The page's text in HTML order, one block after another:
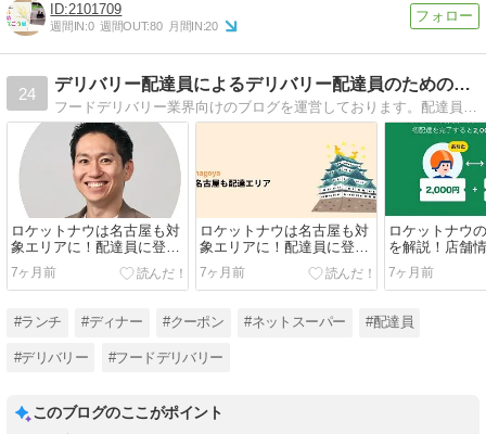
2101709
週間IN:0 週間OUT:80 月間IN:20
24
デリバリー配達員によるデリバリー配達員のためのブログ
ロケットナウは名古屋も対
象エリアに！配達員に登録
する方法やキャンペーン情
報など
7ヶ月前
ロケットナウは名古屋も対
象エリアに！配達員に登録
する方法やキャンペーン情
報など
7ヶ月前
ロケットナウ
を解説！店舗
の登録方法な
7ヶ月前
#ランチ #ディナー #クーポン #ネットスーパー #配達員
#デリバリー #フードデリバリー
このブログのここがポイント